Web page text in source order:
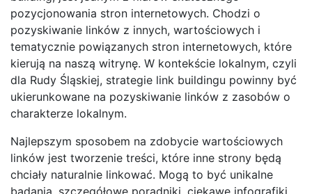
pozycjonowania stron internetowych. Chodzi o
pozyskiwanie linków z innych, wartościowych i
tematycznie powiązanych stron internetowych, które
kierują na naszą witrynę. W kontekście lokalnym, czyli
dla Rudy Śląskiej, strategie link buildingu powinny być
ukierunkowane na pozyskiwanie linków z zasobów o
charakterze lokalnym.
Najlepszym sposobem na zdobycie wartościowych
linków jest tworzenie treści, które inne strony będą
chciały naturalnie linkować. Mogą to być unikalne
badania, szczegółowe poradniki, ciekawe infografiki